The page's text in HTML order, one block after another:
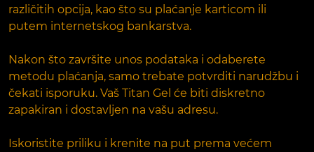
različitih opcija, kao što su plaćanje karticom ili
putem internetskog bankarstva.
Nakon što završite unos podataka i odaberete
metodu plaćanja, samo trebate potvrditi narudžbu i
čekati isporuku. Vaš Titan Gel će biti diskretno
zapakiran i dostavljen na vašu adresu.
Iskoristite priliku i krenite na put prema većem